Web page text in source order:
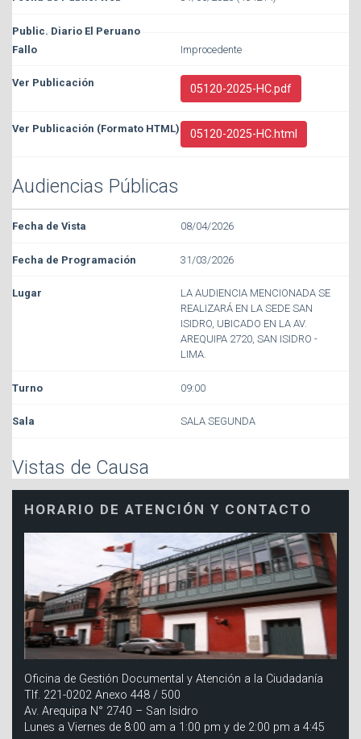
Improcedente
05120-2025-HC.pdf
05120-2025-HC.html
Audiencias Públicas
08/04/2026
31/03/2026
LA AUDIENCIA MENCIONADA SE
REALIZARÁ EN LA SEDE SAN
ISIDRO, UBICADO EN LA AV.
AREQUIPA 2720, SAN ISIDRO -
LIMA.
09:00
SALA SEGUNDA
Vistas de Causa
HORARIO DE ATENCIÓN Y CONTACTO
Oficina de Gestión Documental y Atención a la Ciudadanía
Tlf. 221-0202 Anexo 448 / 500
Av. Arequipa N° 2740 – San Isidro
Lunes a Viernes de 8:00 am a 1:00 pm y de 2:00 pm a 4:45